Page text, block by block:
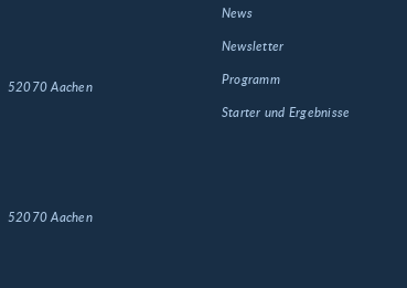
News
Newsletter
Programm
Starter und Ergebnisse
52070 Aachen
52070 Aachen